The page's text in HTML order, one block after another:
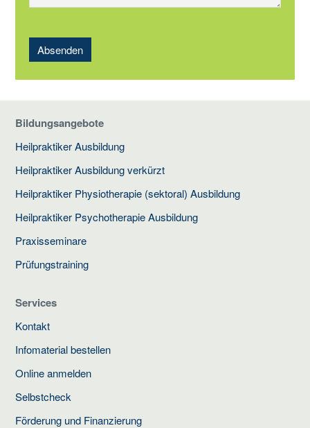
Absenden
Bildungsangebote
Heilpraktiker Ausbildung
Heilpraktiker Ausbildung verkürzt
Heilpraktiker Physiotherapie (sektoral) Ausbildung
Heilpraktiker Psychotherapie Ausbildung
Praxisseminare
Prüfungstraining
Services
Kontakt
Infomaterial bestellen
Online anmelden
Selbstcheck
Förderung und Finanzierung